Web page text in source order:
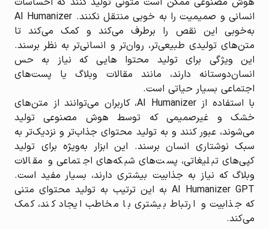
انسانی و صمیمیت را به خوبی منتقل نکنند. AI Humanizer
به‌خوبی این نقص را برطرف می‌کند و کمک می‌کند تا
متن‌های تولیدی طبیعی‌تر، روان‌تر و انسانی‌تر به نظر برسند.
این ویژگی برای تولید محتوا هایی که نیاز به حس
انسان‌دوستانه دارند، مانند مقالات وبلاگ یا پست‌های
اجتماعی بسیار حیاتی است.
با استفاده از AI Humanizer، کاربران می‌توانند از متن‌های
خشک و غیرصمیمی که توسط هوش مصنوعی تولید
می‌شوند، عبور کنند و به تولید محتوای جذاب‌تر و نزدیک‌تر به
سبک نوشتاری انسان برسند. این ابزار به‌ویژه برای تولید
کپی‌های تبلیغاتی، پست‌های شبکه‌های اجتماعی و مقالات
وبلاگ که نیاز به جذابیت بیشتری دارند، بسیار مفید است.
AI Humanizer GPT به این ترتیب به تولید محتوای متنی
که جذابیت و ارتباط بیشتری با مخاطب ایجاد کند، کمک
می‌کند.